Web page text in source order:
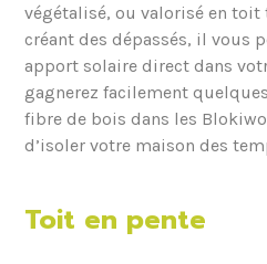
végétalisé, ou valorisé en toit
créant des dépassés, il vous
apport solaire direct dans
gagnerez facilement
fibre de bois dans les
d’isoler votre maison des
Toit en pente